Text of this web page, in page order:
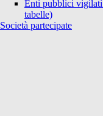
Enti pubblici
tabelle)
Società partecipate